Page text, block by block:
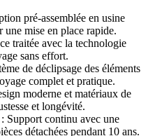
pré-assemblée en usine
une mise en place rapide.
traitée avec la technologie
sans effort.
de déclipsage des éléments
complet et pratique.
moderne et matériaux de
et longévité.
: Support continu avec une
détachées pendant 10 ans.